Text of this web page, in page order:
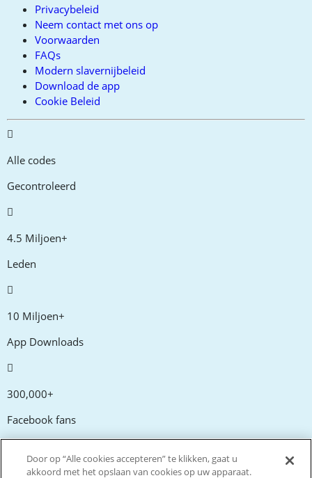
Privacybeleid
Neem contact met ons op
Voorwaarden
FAQs
Modern slavernijbeleid
Download de app
Cookie Beleid
Alle codes
Gecontroleerd
4.5 Miljoen+
Leden
10 Miljoen+
App Downloads
300,000+
Facebook fans
20,000+
Door op “Alle cookies accepteren” te klikken, gaat u
akkoord met het opslaan van cookies op uw apparaat.